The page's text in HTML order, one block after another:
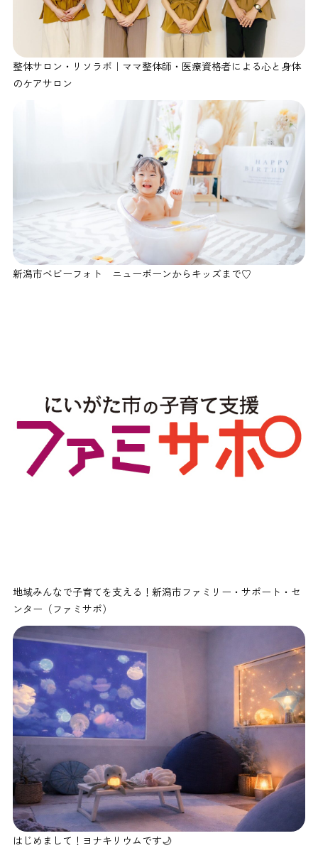
整体サロン・リソラボ｜ママ整体師・医療資格者による心と身体
のケアサロン
新潟市ベビーフォト ニューボーンからキッズまで♡
地域みんなで子育てを支える！新潟市ファミリー・サポート・セ
ンター（ファミサポ）
はじめまして！ヨナキリウムです🌙